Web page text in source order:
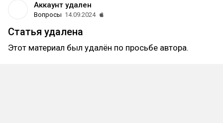
Аккаунт удален
Вопросы 14.09.2024
Статья удалена
Этот материал был удалён по просьбе автора.